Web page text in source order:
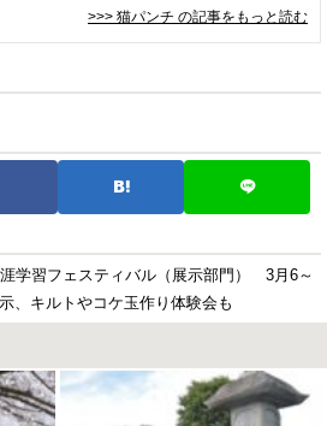
>>> 猫パンチ の記事をもっと読む
学習フェスティバル（展示部門） 3月6～
キルトやコケ玉作り体験会も